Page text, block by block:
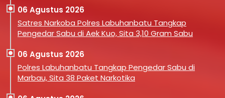
06 Agustus 2026
Satres Narkoba Polres Labuhanbatu Tangkap
Pengedar Sabu di Aek Kuo, Sita 3,10 Gram Sabu
06 Agustus 2026
Polres Labuhanbatu Tangkap Pengedar Sabu di
Marbau, Sita 38 Paket Narkotika